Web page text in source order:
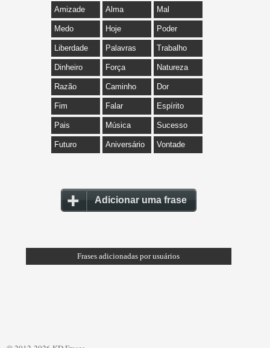
Amizade Alma Mal
Medo Hoje Poder
Liberdade Palavras Trabalho
Dinheiro Força Natureza
Razão Caminho Dor
Fim Falar Espírito
Pais Música Sucesso
Futuro Aniversário Vontade
Adicionar uma frase
Frases adicionadas por usuários